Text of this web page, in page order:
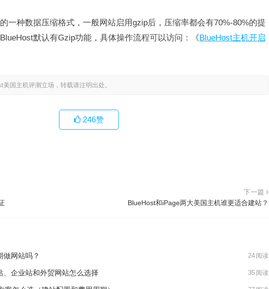
一种数据压缩格式，一般网站启用gzip后，压缩率都会有70%-80%的提
默认有Gzip功能，具体操作流程可以访问：《BlueHost主机开启
国主机评测立场，转载请注明出处。
246赞
下一篇
BlueHost和iPage两大美国主机谁更适合建站？
做网站吗？ 24 阅读
、企业站和外贸网站怎么选择 35 阅读